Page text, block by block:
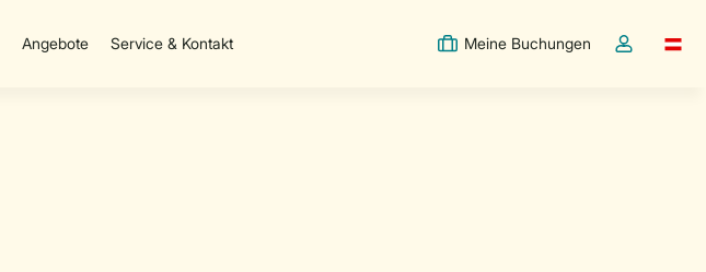
Angebote Service & Kontakt Meine Buchungen
Dropdown-